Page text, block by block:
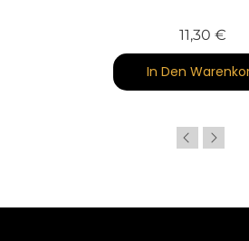
11,30 €
In Den